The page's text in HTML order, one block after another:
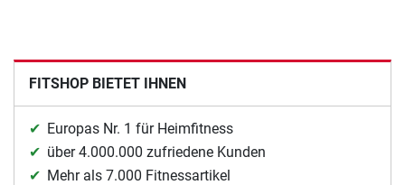
FITSHOP BIETET IHNEN
Europas Nr. 1 für Heimfitness
über 4.000.000 zufriedene Kunden
Mehr als 7.000 Fitnessartikel